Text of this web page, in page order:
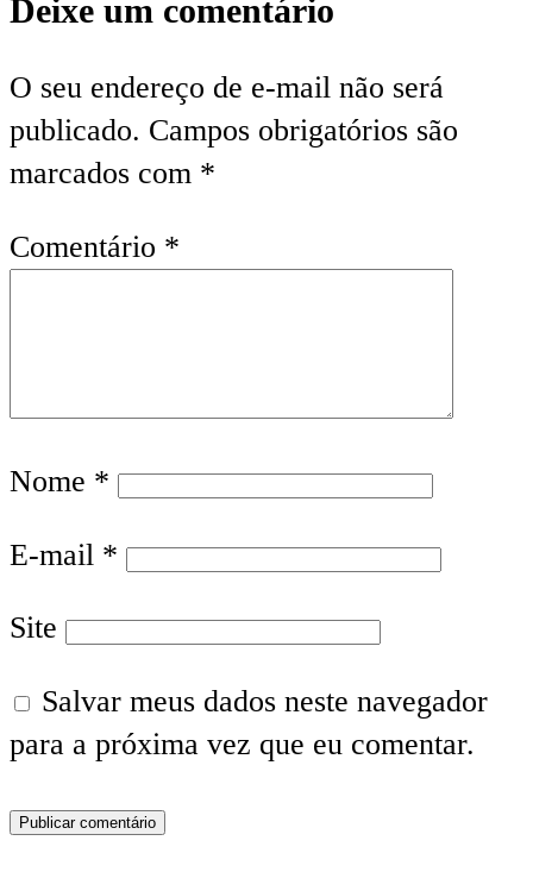
Deixe um comentário
O seu endereço de e-mail não será
publicado. Campos obrigatórios são
marcados com *
Comentário *
Nome *
E-mail *
Site
Salvar meus dados neste navegador
para a próxima vez que eu comentar.